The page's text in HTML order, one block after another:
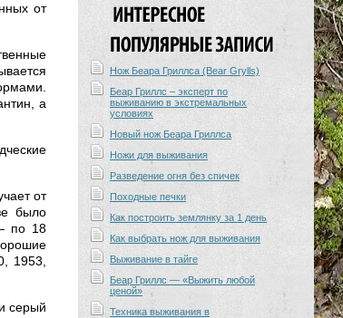
от
а
от
было
по 18
1953,
серый
Нож Беара Гриллса (Bear Grylls)
Беар Гриллс – эксперт по
выживанию в экстремальных
условиях
Новый нож Беара Гриллса
Ножи для выживания
Разведение огня без спичек
Походные печки
Как построить землянку за 1 день
Как выбрать нож для выживания
Выживание в тайге
Беар Гриллс — «Выжить любой
ценой»
Техника выживания в